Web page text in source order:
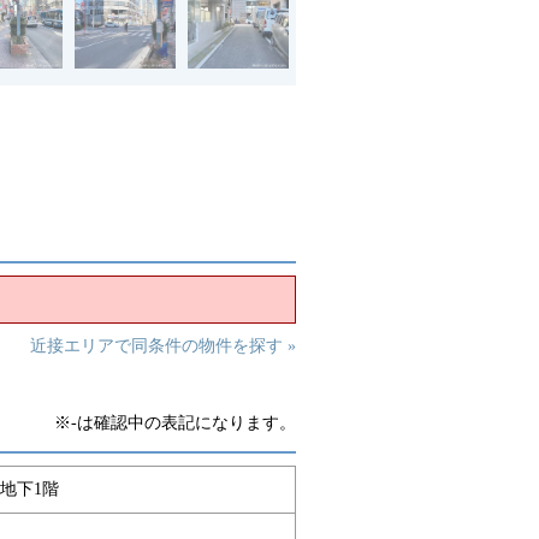
近接エリアで同条件の物件を探す »
※-は確認中の表記になります。
下1階